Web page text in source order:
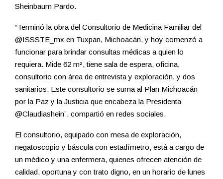
Sheinbaum Pardo.
“Terminó la obra del Consultorio de Medicina Familiar del
@ISSSTE_mx en Tuxpan, Michoacán, y hoy comenzó a
funcionar para brindar consultas médicas a quien lo
requiera. Mide 62 m², tiene sala de espera, oficina,
consultorio con área de entrevista y exploración, y dos
sanitarios. Este consultorio se suma al Plan Michoacán
por la Paz y la Justicia que encabeza la Presidenta
@Claudiashein”, compartió en redes sociales.
El consultorio, equipado con mesa de exploración,
negatoscopio y báscula con estadímetro, está a cargo de
un médico y una enfermera, quienes ofrecen atención de
calidad, oportuna y con trato digno, en un horario de lunes